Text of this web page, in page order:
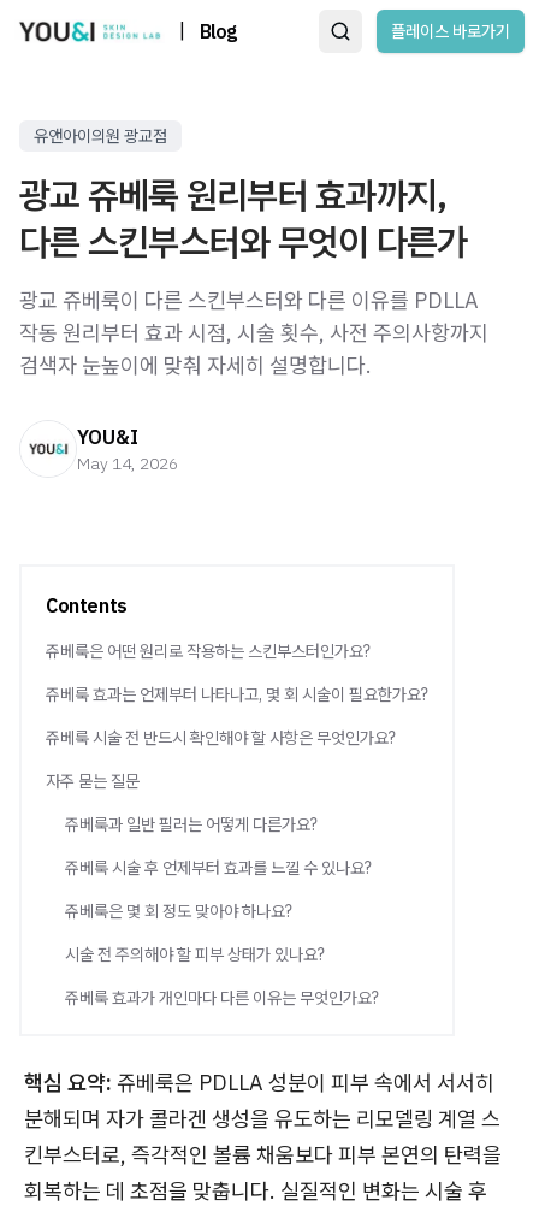
Blog 플레이스 바로가기
유앤아이의원 광교점
광교 쥬베룩 원리부터 효과까지,
다른 스킨부스터와 무엇이 다른가
광교 쥬베룩이 다른 스킨부스터와 다른 이유를 PDLLA
작동 원리부터 효과 시점, 시술 횟수, 사전 주의사항까지
검색자 눈높이에 맞춰 자세히 설명합니다.
YOU&I
May 14, 2026
Contents
쥬베룩은 어떤 원리로 작용하는 스킨부스터인가요?
쥬베룩 효과는 언제부터 나타나고, 몇 회 시술이 필요한가요?
쥬베룩 시술 전 반드시 확인해야 할 사항은 무엇인가요?
자주 묻는 질문
쥬베룩과 일반 필러는 어떻게 다른가요?
쥬베룩 시술 후 언제부터 효과를 느낄 수 있나요?
쥬베룩은 몇 회 정도 맞아야 하나요?
시술 전 주의해야 할 피부 상태가 있나요?
쥬베룩 효과가 개인마다 다른 이유는 무엇인가요?
핵심 요약: 쥬베룩은 PDLLA 성분이 피부 속에서 서서히
분해되며 자가 콜라겐 생성을 유도하는 리모델링 계열 스
킨부스터로, 즉각적인 볼륨 채움보다 피부 본연의 탄력을
회복하는 데 초점을 맞춥니다. 실질적인 변화는 시술 후